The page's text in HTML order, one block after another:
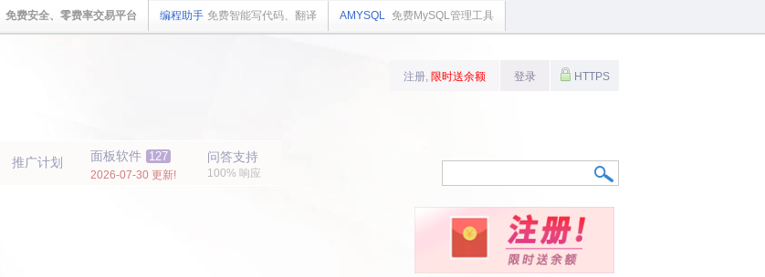
免费安全、零费率交易平台 编程助手 免费智能写代码、翻译 AMYSQL 免费MySQL管理工具
推广计划 面板软件 127
2026-07-30 更新!
问答支持
100% 响应
注册, 限时送余额 登录 HTTPS